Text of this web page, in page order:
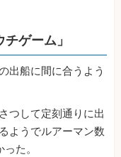
ゲーム」
出船に間に合うよう
つして定刻通りに出
ようでルアーマン数
た。